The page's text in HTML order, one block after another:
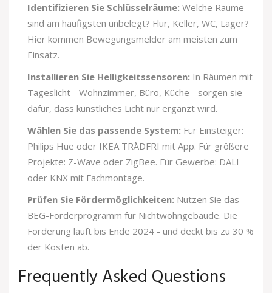
Identifizieren Sie Schlüsselräume: Welche Räume
sind am häufigsten unbelegt? Flur, Keller, WC, Lager?
Hier kommen Bewegungsmelder am meisten zum
Einsatz.
Installieren Sie Helligkeitssensoren: In Räumen mit
Tageslicht - Wohnzimmer, Büro, Küche - sorgen sie
dafür, dass künstliches Licht nur ergänzt wird.
Wählen Sie das passende System: Für Einsteiger:
Philips Hue oder IKEA TRÅDFRI mit App. Für größere
Projekte: Z-Wave oder ZigBee. Für Gewerbe: DALI
oder KNX mit Fachmontage.
Prüfen Sie Fördermöglichkeiten: Nutzen Sie das
BEG-Förderprogramm für Nichtwohngebäude. Die
Förderung läuft bis Ende 2024 - und deckt bis zu 30 %
der Kosten ab.
Frequently Asked Questions